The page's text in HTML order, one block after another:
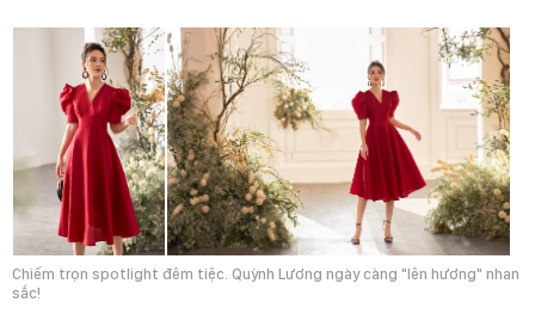
Chiếm trọn spotlight đêm tiệc. Quỳnh Lương ngày càng "lên hương" nhan
sắc!